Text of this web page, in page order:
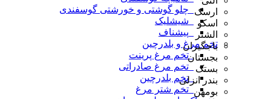
_چلو گوشتی و خورشتی گوسفندی
_شیشلیک
_پیشناف
تخم مرغ و بلدرچین
_تخم مرغ پرینت
_تخم مرغ صادراتی
_تخم بلدرچین
_تخم شتر مرغ
ارسک
اسکو
الشتر
باجگیران
بجستان
بستک
بندر انزلی
بومهن